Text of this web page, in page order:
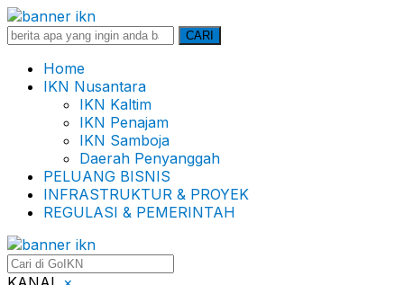
Search
CARI
Home
IKN Nusantara
IKN Kaltim
IKN Penajam
IKN Samboja
Daerah Penyanggah
PELUANG BISNIS
INFRASTRUKTUR & PROYEK
REGULASI & PEMERINTAH